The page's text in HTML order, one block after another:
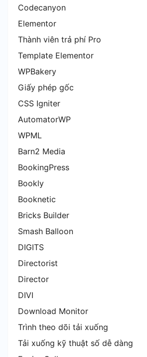
Codecanyon
Elementor
Thành viên trả phí Pro
Template Elementor
WPBakery
Giấy phép gốc
CSS Igniter
AutomatorWP
WPML
Barn2 Media
BookingPress
Bookly
Booknetic
Bricks Builder
Smash Balloon
DIGITS
Directorist
Director
DIVI
Download Monitor
Trình theo dõi tải xuống
Tải xuống kỹ thuật số dễ dàng